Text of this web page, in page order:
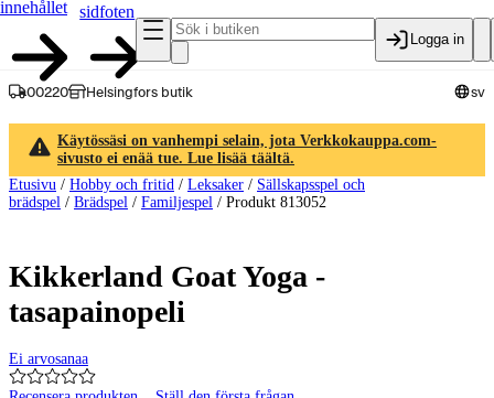
innehållet
sidfoten
Logga in
00220 Helsingfors butik sv
Käytössäsi on vanhempi selain, jota Verkkokauppa.com-
sivusto ei enää tue. Lue lisää täältä.
Etusivu / Hobby och fritid / Leksaker / Sällskapsspel och
brädspel / Brädspel / Familjespel / Produkt 813052
Kikkerland Goat Yoga -
tasapainopeli
Ei arvosanaa